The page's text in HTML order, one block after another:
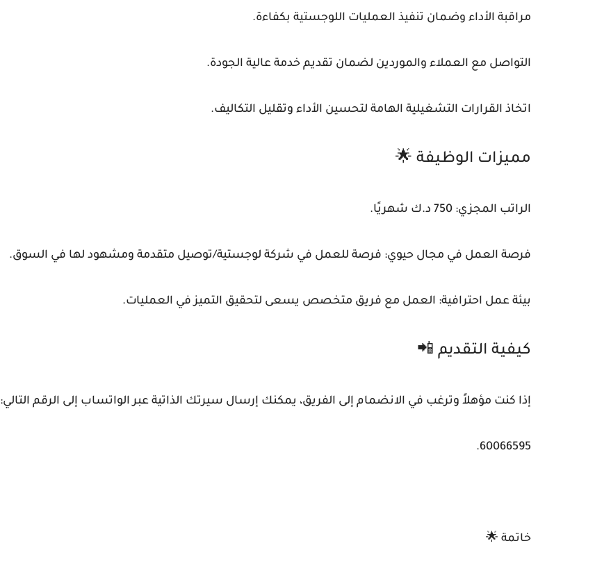
مراقبة الأداء وضمان تنفيذ العمليات اللوجستية بكفاءة.
التواصل مع العملاء والموردين لضمان تقديم خدمة عالية الجودة.
اتخاذ القرارات التشغيلية الهامة لتحسين الأداء وتقليل التكاليف.
مميزات الوظيفة 🌟
الراتب المجزي: 750 د.ك شهريًا.
فرصة العمل في مجال حيوي: فرصة للعمل في شركة لوجستية/توصيل متقدمة ومشهود لها في السوق.
بيئة عمل احترافية: العمل مع فريق متخصص يسعى لتحقيق التميز في العمليات.
كيفية التقديم 📲
إذا كنت مؤهلاً وترغب في الانضمام إلى الفريق، يمكنك إرسال سيرتك الذاتية عبر الواتساب إلى الرقم التالي:
60066595.
خاتمة 🌟